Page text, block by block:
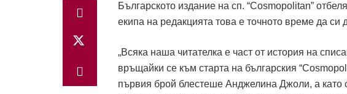
Българското издание на сп. “Cosmopolitan”
екипа на редакцията това е точното време да си
„Всяка наша читателка е част от история на
връщайки се към старта на българския
първия брой блестеше Анджелина Джоли, а като